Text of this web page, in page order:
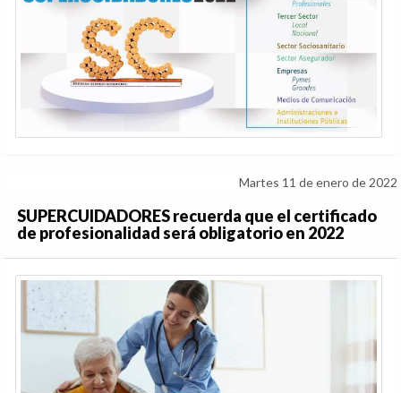
Martes 11 de enero de 2022
SUPERCUIDADORES recuerda que el certificado
de profesionalidad será obligatorio en 2022